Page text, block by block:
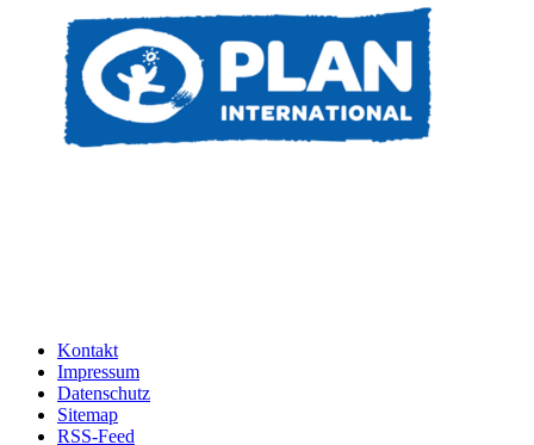
Kontakt
Impressum
Datenschutz
Sitemap
RSS-Feed